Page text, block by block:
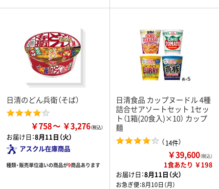
日清のどん兵衛（そば）
￥758 ￥3,276
お届け日：8月11日（火）
アスクル在庫商品
種類・販売単位違いの商品が9商品あります
日清食品 カップヌードル 4種
詰合せアソートセット 1セッ
ト（1箱(20食入)×10） カップ
麺
（14件）
￥39,600（税込）
1食あたり ￥198
お届け日：8月11日（火）
お急ぎ便：8月10日（月）